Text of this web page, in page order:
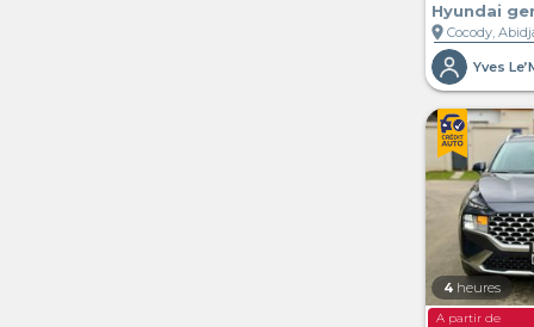
Hyundai
location_on Cocody,
4 heures
A partir de